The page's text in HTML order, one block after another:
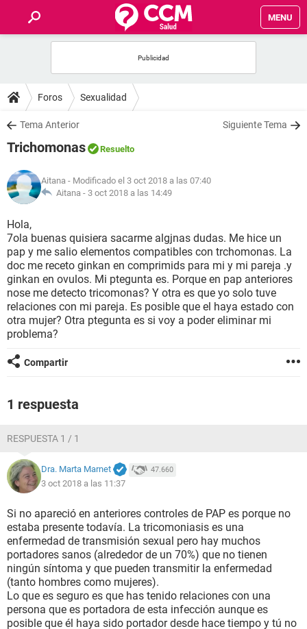
MENU
FOROS
SALUD
NUTRICIÓN
BIENESTAR
SEXUALIDAD
GLOSARIO
Foros Sexualidad
Tema Anterior Siguiente Tema
Trichomonas Resuelto
Aitana - Modificado el 3 oct 2018 a las 07:40
Aitana - 3 oct 2018 a las 14:49
Hola,
7ola buenas quisiera sacarme algjnas dudas. Me hice un
pap y me salio elementos compatibles con trchomonas. La
doc me receto ginkan en comprimids para mi y mi pareja .y
ginkan en ovulos. Mi ptegunta es. Porque en pap anteriores
nose me detecto tricomonas? Y otra es que yo solo tuve
relaciones con mi pareja. Es posible que el haya estado con
otra mujer? Otra ptegunta es si voy a poder eliminar mi
problema?
Compartir
1 respuesta
RESPUESTA 1 / 1
Dra. Marta Marnet 47.660
3 oct 2018 a las 11:37
Si no apareció en anteriores controles de PAP es porque no
estaba presente todavía. La tricomoniasis es una
enfermedad de transmisión sexual pero hay muchos
portadores sanos (alrededor de un 70%) que no tienen
ningún síntoma y que pueden transmitir la enfermedad
(tanto hombres como mujeres).
Lo que es seguro es que has tenido relaciones con una
persona que es portadora de esta infección aunque es
posible que él haya sido portador desde hace tiempo y tú no